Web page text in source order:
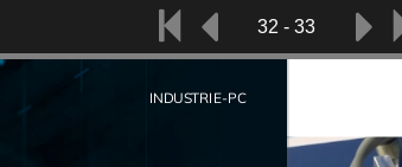
32 - 33
IN­DUS­TRIE-PC